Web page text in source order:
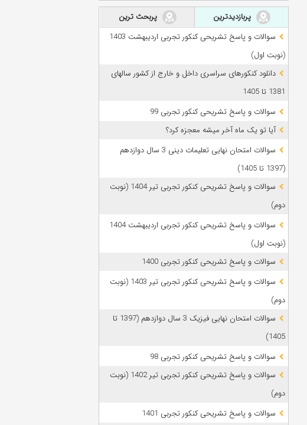
پربازدیدترین
پربحث ترین
سوالات و پاسخ تشریحی کنکور تجربی اردیبهشت 1403
(نوبت اول)
دانلود کنکورهای سراسری داخل و خارج از کشور سالهای
1381 تا 1405
سوالات و پاسخ تشریحی کنکور تجربی 99
آیا تو یک ماه آخر میشه معجزه کرد؟
سوالات امتحان نهایی تعلیمات دینی 3 سال دوازدهم
(1397 تا 1405)
سوالات و پاسخ تشریحی کنکور تجربی تیر 1404 (نوبت
دوم)
سوالات و پاسخ تشریحی کنکور تجربی اردیبهشت 1404
(نوبت اول)
سوالات و پاسخ تشریحی کنکور تجربی 1400
سوالات و پاسخ تشریحی کنکور تجربی تیر 1403 (نوبت
دوم)
سوالات امتحان نهایی فیزیک 3 سال دوازدهم (1397 تا
1405)
سوالات و پاسخ تشریحی کنکور تجربی 98
سوالات و پاسخ تشریحی کنکور تجربی تیر 1402 (نوبت
دوم)
سوالات و پاسخ تشریحی کنکور تجربی 1401